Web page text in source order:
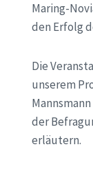
Maring-
den Erfolg
Die
unserem
der
erläutern.